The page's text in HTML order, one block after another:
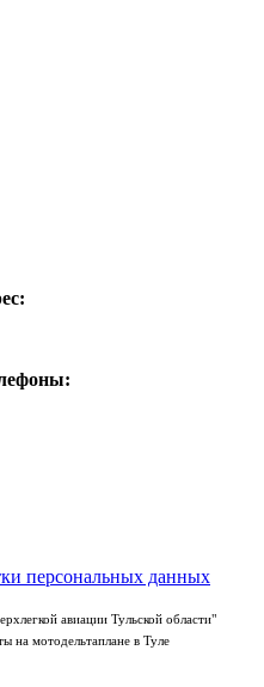
персональных данных
авиации Тульской области"
на мотодельтаплане в Туле